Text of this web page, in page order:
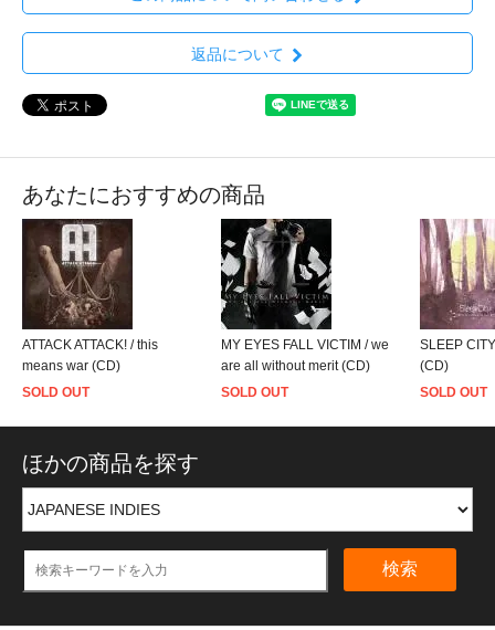
返品について
あなたにおすすめの商品
ATTACK ATTACK! / this
means war (CD)
SOLD OUT
MY EYES FALL VICTIM / we
are all without merit (CD)
SOLD OUT
SLEEP
(CD)
SOLD OUT
ほかの商品を探す
検索